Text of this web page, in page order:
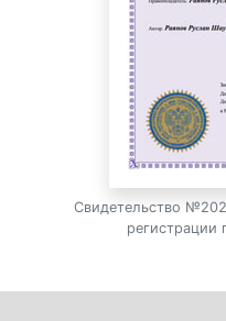
Свидетельство